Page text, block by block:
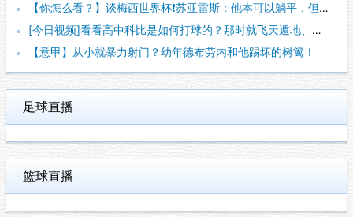
【你怎么看？】谈梅西世界杯❗苏亚雷斯：他本可以躺平，但还是把
[今日视频]看看高中科比是如何打球的？那时就飞天遁地、攻防一
【意甲】从小就暴力射门？幼年德布劳内和他踢坏的树篱！
足球直播
篮球直播